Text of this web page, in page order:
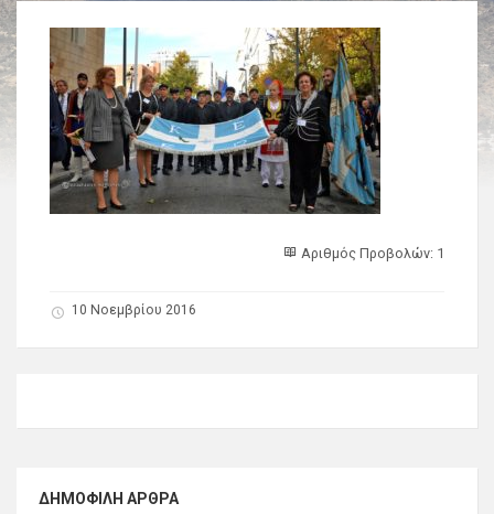
Αριθμός Προβολών: 1
10 Νοεμβρίου 2016
ΔΗΜΟΦΙΛΉ ΆΡΘΡΑ